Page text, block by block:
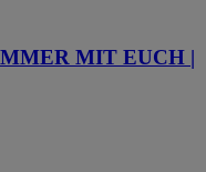
MIT EUCH |